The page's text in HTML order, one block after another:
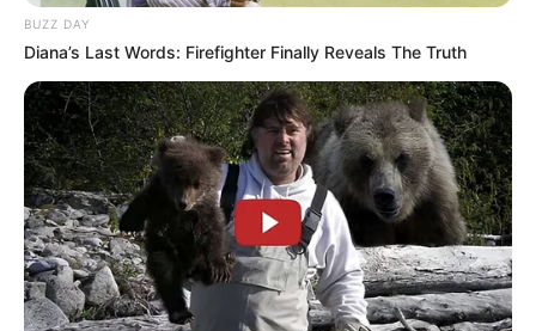
BUZZ DAY
Diana’s Last Words: Firefighter Finally Reveals The Truth